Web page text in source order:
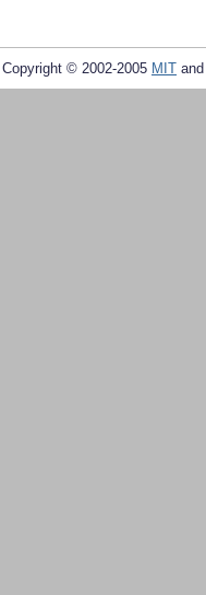
Copyright © 2002-2005 MIT